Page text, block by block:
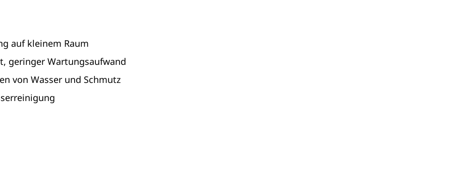
auf kleinem Raum
geringer Wartungsaufwand
von Wasser und Schmutz